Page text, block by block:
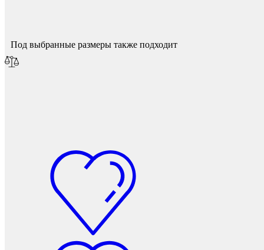
Под выбранные размеры также подходит